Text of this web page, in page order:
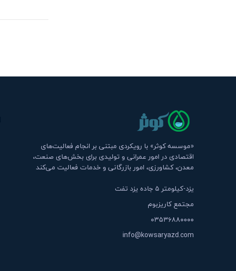
«موسسه کوثر» با رویکردی مبتنی بر انجام فعالیت‌های
اقتصادی در امور عمرانی و تولیدی برای بخش‌های صنعت،
معدن، کشاورزی، امور بازرگانی و خدمات فعالیت می‌کند
یزد-کیلومتر ۵ جاده یزد تفت
مجتمع کاریزبوم
۰۳۵۳۶۸۸۰۰۰۰
info@kowsaryazd.com